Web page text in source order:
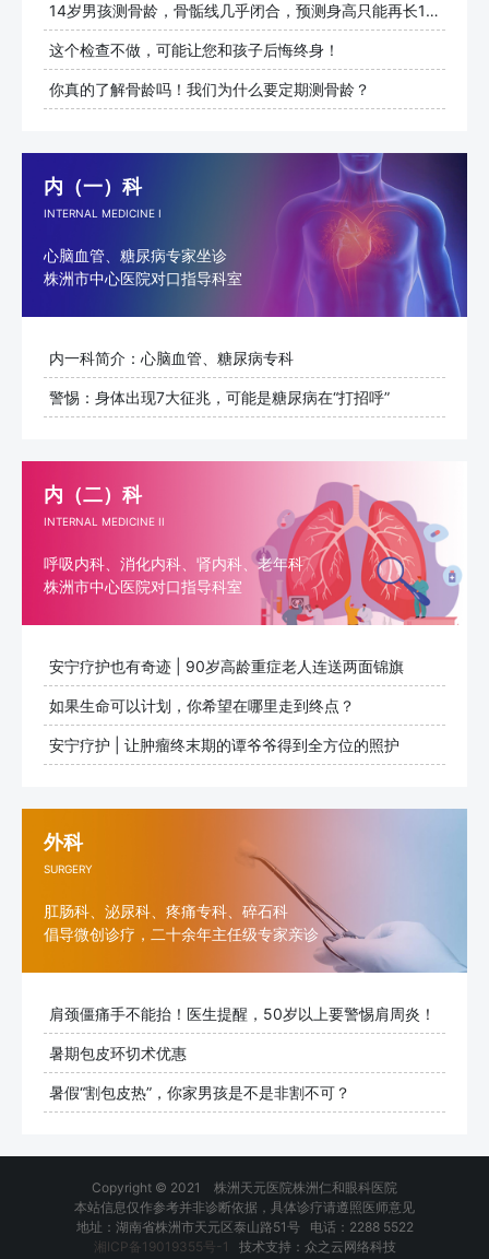
14岁男孩测骨龄，骨骺线几乎闭合，预测身高只能再长1cm
这个检查不做，可能让您和孩子后悔终身！
你真的了解骨龄吗！我们为什么要定期测骨龄？
内（一）科
INTERNAL MEDICINE I
心脑血管、糖尿病专家坐诊
株洲市中心医院对口指导科室
内一科简介：心脑血管、糖尿病专科
警惕：身体出现7大征兆，可能是糖尿病在“打招呼”
内（二）科
INTERNAL MEDICINE II
呼吸内科、消化内科、肾内科、老年科
株洲市中心医院对口指导科室
安宁疗护也有奇迹 | 90岁高龄重症老人连送两面锦旗
如果生命可以计划，你希望在哪里走到终点？
​安宁疗护 | 让肿瘤终末期的谭爷爷得到全方位的照护
外科
SURGERY
肛肠科、泌尿科、疼痛专科、碎石科
倡导微创诊疗，二十余年主任级专家亲诊
肩颈僵痛手不能抬！医生提醒，50岁以上要警惕肩周炎！
暑期包皮环切术优惠
暑假“割包皮热”，你家男孩是不是非割不可？
Copyright © 2021 株洲天元医院株洲仁和眼科医院
本站信息仅作参考并非诊断依据，具体诊疗请遵照医师意见
地址：湖南省株洲市天元区泰山路51号 电话：2288 5522
湘ICP备19019355号-1 技术支持：众之云网络科技